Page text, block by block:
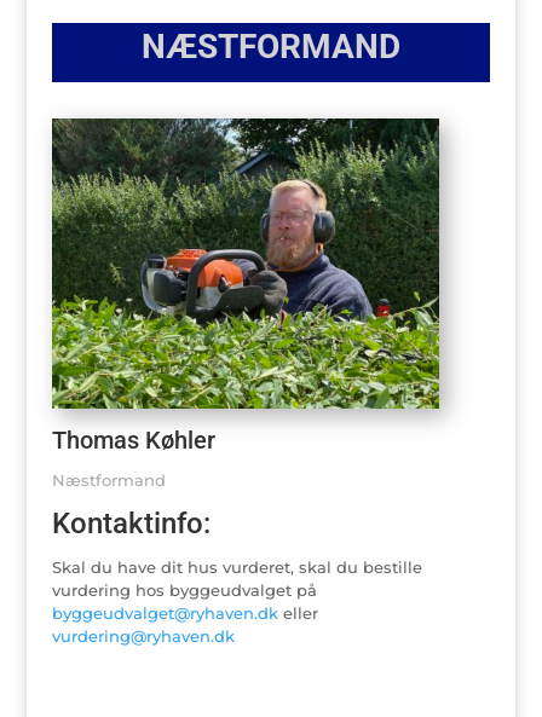
NÆSTFORMAND
Thomas Køhler
Næstformand
Kontaktinfo:
Skal du have dit hus vurderet, skal du bestille
vurdering hos byggeudvalget på
byggeudvalget@ryhaven.dk eller
vurdering@ryhaven.dk